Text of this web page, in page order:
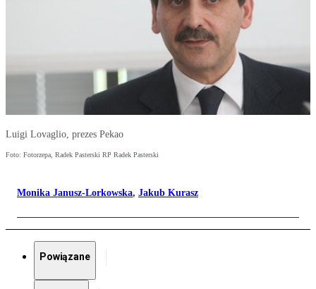
Luigi Lovaglio, prezes Pekao
Foto: Fotorzepa, Radek Pasterski RP Radek Pasterski
Monika Janusz-Lorkowska, Jakub Kurasz
Powiązane